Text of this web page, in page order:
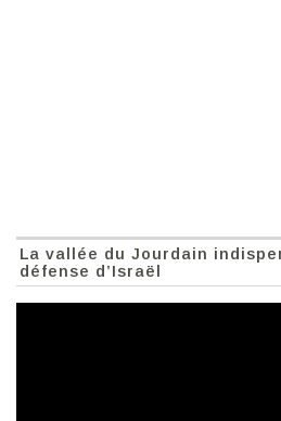
La vallée du Jourdain
défense d’Israël